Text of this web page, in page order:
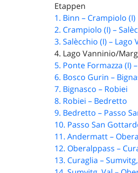
Etappen
1. Binn – Crampiolo (I)
2. Crampiolo (I) –
3. Salècchio (I) –
4. Lago Vanninio/
5. Ponte Formazza (I)
6. Bosco Gurin –
7. Bignasco – Robiei
8. Robiei – Bedretto
9. Bedretto – Passo
10. Passo San
11. Andermatt –
12. Oberalppass –
13. Curaglia –